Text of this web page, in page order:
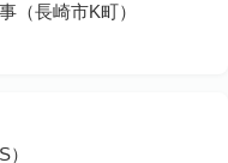
（長崎市K町）